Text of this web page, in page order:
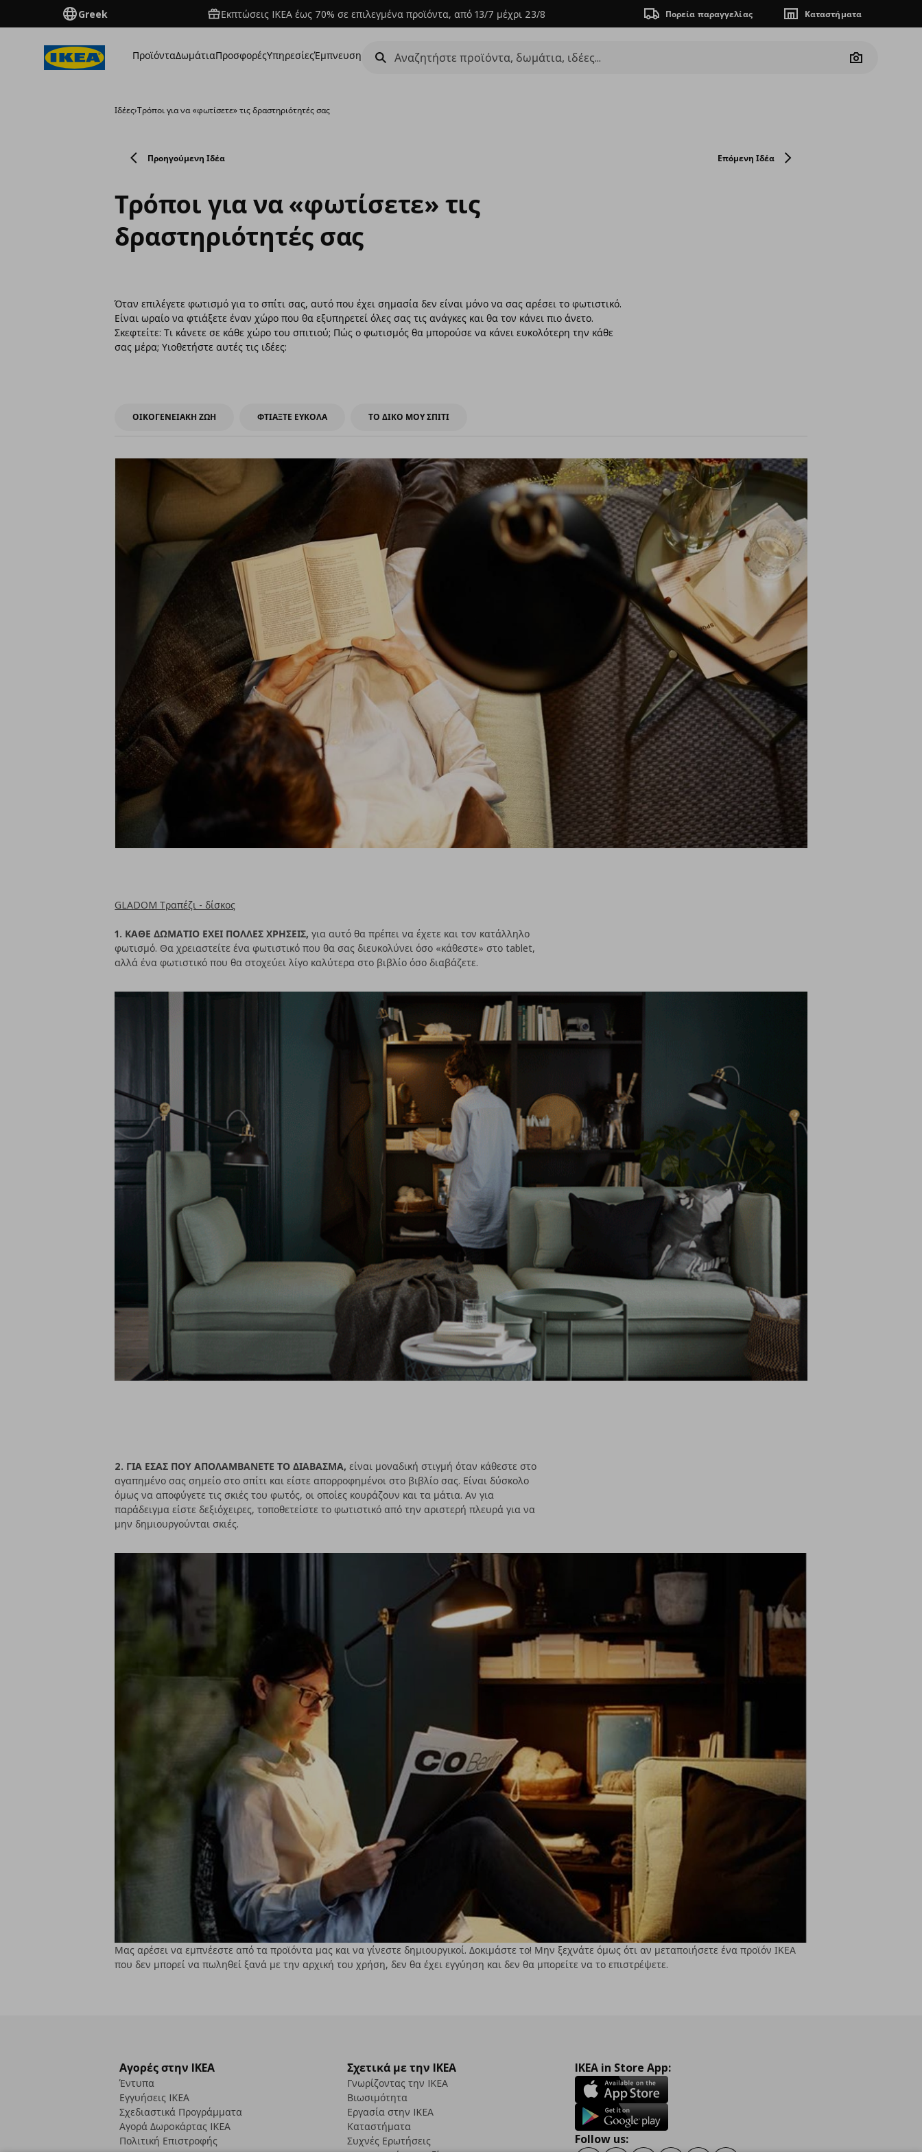
Greek Εκπτώσεις IKEA έως 70% σε επιλεγμένα προϊόντα, από 13/7 μέχρι 23/8 Πορεία παραγγελίας Καταστήματα
ΠροϊόνταΔωμάτιαΠροσφορέςΥπηρεσίεςΈμπνευση
Camera
Ιδέες›Τρόποι για να «φωτίσετε» τις δραστηριότητές σας
Προηγούμενη Ιδέα Επόμενη Ιδέα
Τρόποι για να «φωτίσετε» τις
δραστηριότητές σας
Όταν επιλέγετε φωτισμό για το σπίτι σας, αυτό που έχει σημασία δεν είναι μόνο να σας αρέσει το φωτιστικό.
Είναι ωραίο να φτιάξετε έναν χώρο που θα εξυπηρετεί όλες σας τις ανάγκες και θα τον κάνει πιο άνετο.
Σκεφτείτε: Τι κάνετε σε κάθε χώρο του σπιτιού; Πώς ο φωτισμός θα μπορούσε να κάνει ευκολότερη την κάθε
σας μέρα; Υιοθετήστε αυτές τις ιδέες:
ΟΙΚΟΓΕΝΕΙΑΚΗ ΖΩΗ ΦΤΙΑΞΤΕ ΕΥΚΟΛΑ ΤΟ ΔΙΚΟ ΜΟΥ ΣΠΙΤΙ
GLADOM Τραπέζι - δίσκος
1. ΚΑΘΕ ΔΩΜΑΤΙΟ ΕΧΕΙ ΠΟΛΛΕΣ ΧΡΗΣΕΙΣ,για αυτό θα πρέπει να έχετε και τον κατάλληλο
φωτισμό. Θα χρειαστείτε ένα φωτιστικό που θα σας διευκολύνει όσο «κάθεστε» στο tablet,
αλλά ένα φωτιστικό που θα στοχεύει λίγο καλύτερα στο βιβλίο όσο διαβάζετε.
2. ΓΙΑ ΕΣΑΣ ΠΟΥ ΑΠΟΛΑΜΒΑΝΕΤΕ ΤΟ ΔΙΑΒΑΣΜΑ, είναι μοναδική στιγμή όταν κάθεστε στο
αγαπημένο σας σημείο στο σπίτι και είστε απορροφημένοι στο βιβλίο σας. Είναι δύσκολο
όμως να αποφύγετε τις σκιές του φωτός, οι οποίες κουράζουν και τα μάτια. Αν για
παράδειγμα είστε δεξιόχειρες, τοποθετείστε το φωτιστικό από την αριστερή πλευρά για να
μην δημιουργούνται σκιές.
Μας αρέσει να εμπνέεστε από τα προϊόντα μας και να γίνεστε δημιουργικοί. Δοκιμάστε το! Μην ξεχνάτε όμως ότι αν μεταποιήσετε ένα προϊόν ΙΚΕΑ
που δεν μπορεί να πωληθεί ξανά με την αρχική του χρήση, δεν θα έχει εγγύηση και δεν θα μπορείτε να το επιστρέψετε.
Αγορές στην IKEA
Έντυπα
Εγγυήσεις IKEA
Σχεδιαστικά Προγράμματα
Αγορά Δωρoκάρτας IKEA
Πολιτική Επιστροφής
Σχετικά με την IKEA
Γνωρίζοντας την IKEA
Βιωσιμότητα
Εργασία στην IKEA
Καταστήματα
Συχνές Ερωτήσεις
IKEA in Store App:
Follow us: